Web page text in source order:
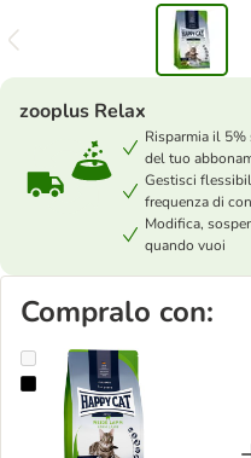
zooplus Relax
Risparmia il
del tuo
Gestisci
frequenza di
Modifica,
quando vuoi
Compralo con:
Happy Cat Culinary Adult